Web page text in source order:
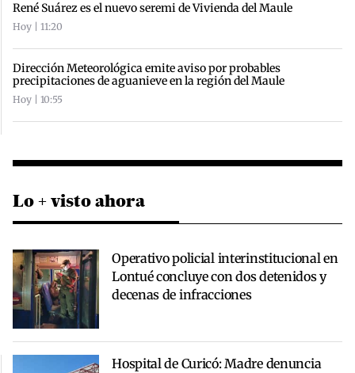
René Suárez es el nuevo seremi de Vivienda del Maule
Hoy | 11:20
Dirección Meteorológica emite aviso por probables
precipitaciones de aguanieve en la región del Maule
Hoy | 10:55
Lo + visto ahora
Operativo policial interinstitucional en
Lontué concluye con dos detenidos y
decenas de infracciones
Hospital de Curicó: Madre denuncia